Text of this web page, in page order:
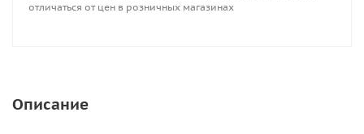
отличаться от цен в розничных магазинах
Описание